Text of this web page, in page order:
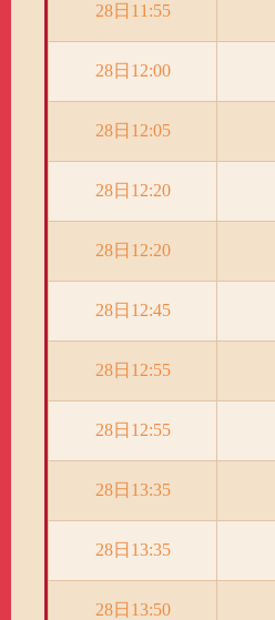
28日11:55
28日12:00
28日12:05
28日12:20
28日12:20
28日12:45
28日12:55
28日12:55
28日13:35
28日13:35
28日13:50